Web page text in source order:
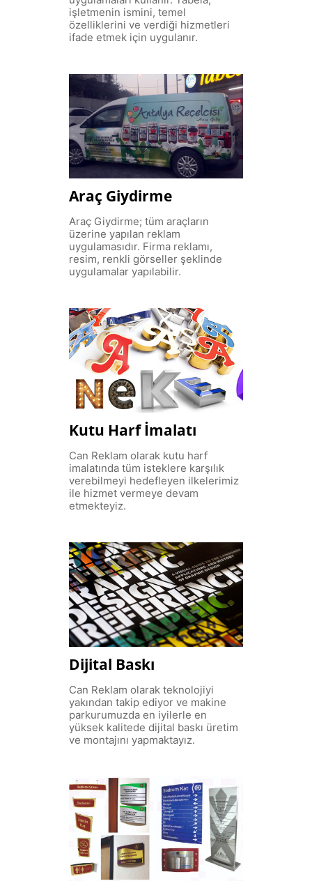
işletmenin ismini, temel
özelliklerini ve verdiği hizmetleri
ifade etmek için uygulanır.
Araç Giydirme
Araç Giydirme; tüm araçların
üzerine yapılan reklam
uygulamasıdır. Firma reklamı,
resim, renkli görseller şeklinde
uygulamalar yapılabilir.
Kutu Harf İmalatı
Can Reklam olarak kutu harf
imalatında tüm isteklere karşılık
verebilmeyi hedefleyen ilkelerimiz
ile hizmet vermeye devam
etmekteyiz.
Dijital Baskı
Can Reklam olarak teknolojiyi
yakından takip ediyor ve makine
parkurumuzda en iyilerle en
yüksek kalitede dijital baskı üretim
ve montajını yapmaktayız.